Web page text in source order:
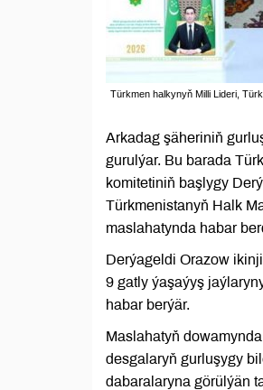
Türkmen halkynyň Milli Lideri,
Arkadag şäheriniň
gurulýar. Bu barada
komitetiniň başlygy
Türkmenistanyň Halk
maslahatynda habar
Derýageldi Orazow
9 gatly ýaşaýyş
habar berýär.
Maslahatyň
desgalaryň gurluşygy
dabaralaryna görülýän